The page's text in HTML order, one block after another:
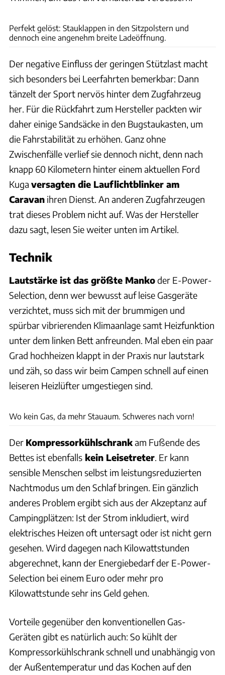
Perfekt gelöst: Stauklappen in den Sitzpolstern und
dennoch eine angenehm breite Ladeöffnung.
Der negative Einfluss der geringen Stützlast macht
sich besonders bei Leerfahrten bemerkbar: Dann
tänzelt der Sport nervös hinter dem Zugfahrzeug
her. Für die Rückfahrt zum Hersteller packten wir
daher einige Sandsäcke in den Bugstaukasten, um
die Fahrstabilität zu erhöhen. Ganz ohne
Zwischenfälle verlief sie dennoch nicht, denn nach
knapp 60 Kilometern hinter einem aktuellen Ford
Kuga versagten die Lauflichtblinker am
Caravan ihren Dienst. An anderen Zugfahrzeugen
trat dieses Problem nicht auf. Was der Hersteller
dazu sagt, lesen Sie weiter unten im Artikel.
Technik
Lautstärke ist das größte Mankoder E-Power-
Selection, denn wer bewusst auf leise Gasgeräte
verzichtet, muss sich mit der brummigen und
spürbar vibrierenden Klimaanlage samt Heizfunktion
unter dem linken Bett anfreunden. Mal eben ein paar
Grad hochheizen klappt in der Praxis nur lautstark
und zäh, so dass wir beim Campen schnell auf einen
leiseren Heizlüfter umgestiegen sind.
Wo kein Gas, da mehr Stauaum. Schweres nach vorn!
Der Kompressorkühlschrankam Fußende des
Bettes ist ebenfalls kein Leisetreter. Er kann
sensible Menschen selbst im leistungsreduzierten
Nachtmodus um den Schlaf bringen. Ein gänzlich
anderes Problem ergibt sich aus der Akzeptanz auf
Campingplätzen: Ist der Strom inkludiert, wird
elektrisches Heizen oft untersagt oder ist nicht gern
gesehen. Wird dagegen nach Kilowattstunden
abgerechnet, kann der Energiebedarf der E-Power-
Selection bei einem Euro oder mehr pro
Kilowattstunde sehr ins Geld gehen.
Vorteile gegenüber den konventionellen Gas-
Geräten gibt es natürlich auch: So kühlt der
Kompressorkühlschrank schnell und unabhängig von
der Außentemperatur und das Kochen auf den